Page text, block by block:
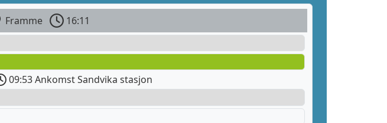
Framme
16:11
09:53 Ankomst Sandvika stasjon